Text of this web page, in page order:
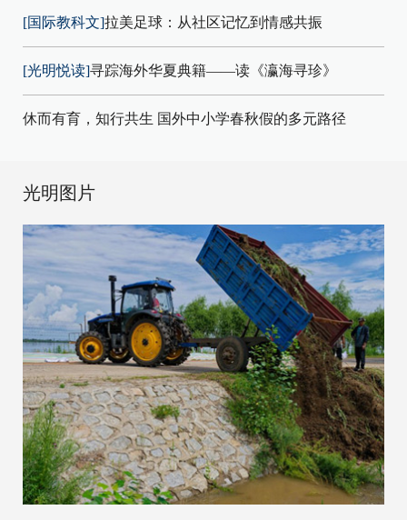
[国际教科文]拉美足球：从社区记忆到情感共振
[光明悦读]寻踪海外华夏典籍——读《瀛海寻珍》
休而有育，知行共生 国外中小学春秋假的多元路径
光明图片